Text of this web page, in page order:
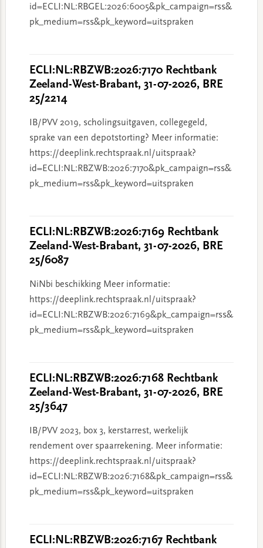
id=ECLI:NL:RBGEL:2026:6005&pk_campaign=rss&
pk_medium=rss&pk_keyword=uitspraken
ECLI:NL:RBZWB:2026:7170 Rechtbank
Zeeland-West-Brabant, 31-07-2026, BRE
25/2214
IB/PVV 2019, scholingsuitgaven, collegegeld,
sprake van een depotstorting? Meer informatie:
https://deeplink.rechtspraak.nl/uitspraak?
id=ECLI:NL:RBZWB:2026:7170&pk_campaign=rss&
pk_medium=rss&pk_keyword=uitspraken
ECLI:NL:RBZWB:2026:7169 Rechtbank
Zeeland-West-Brabant, 31-07-2026, BRE
25/6087
NiNbi beschikking Meer informatie:
https://deeplink.rechtspraak.nl/uitspraak?
id=ECLI:NL:RBZWB:2026:7169&pk_campaign=rss&
pk_medium=rss&pk_keyword=uitspraken
ECLI:NL:RBZWB:2026:7168 Rechtbank
Zeeland-West-Brabant, 31-07-2026, BRE
25/3647
IB/PVV 2023, box 3, kerstarrest, werkelijk
rendement over spaarrekening. Meer informatie:
https://deeplink.rechtspraak.nl/uitspraak?
id=ECLI:NL:RBZWB:2026:7168&pk_campaign=rss&
pk_medium=rss&pk_keyword=uitspraken
ECLI:NL:RBZWB:2026:7167 Rechtbank